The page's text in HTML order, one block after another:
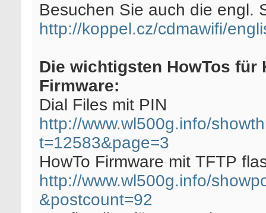
Besuchen Sie auch die engl.
http://koppel.cz/cdmawifi/
Die wichtigsten HowTos für
Firmware:
Dial Files mit PIN
http://www.wl500g.info/
t=12583&page=3
HowTo Firmware mit TFTP
http://www.wl500g.info/
&postcount=92